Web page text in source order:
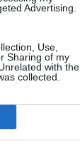
Advertising.
Use,
Sharing of my
with the
collected.
cookies•